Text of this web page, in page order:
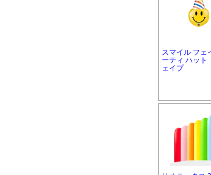
スマイル フェ
ーティ ハット
ェイプ